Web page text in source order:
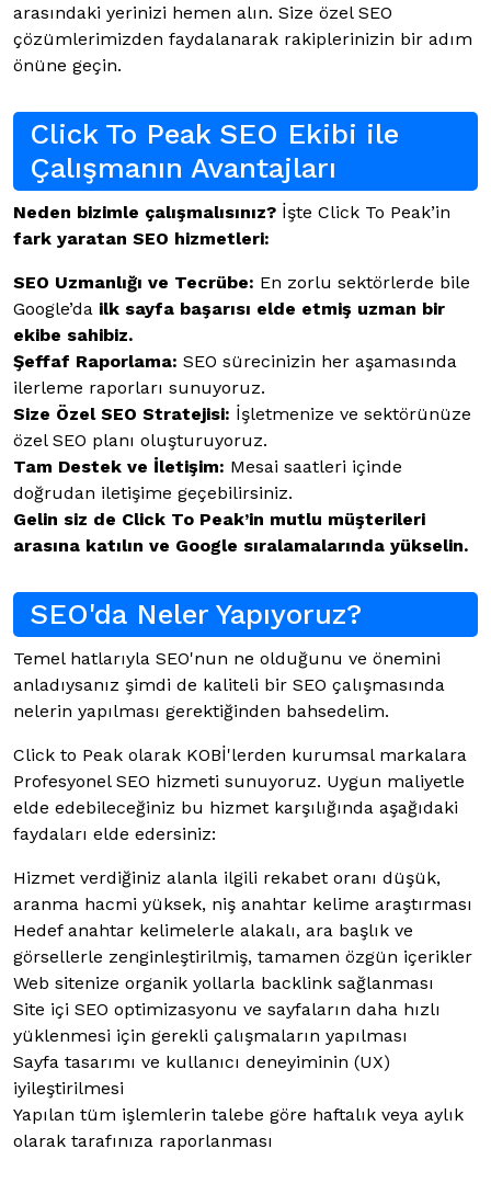
arasındaki yerinizi hemen alın. Size özel SEO
çözümlerimizden faydalanarak rakiplerinizin bir adım
önüne geçin.
Click To Peak SEO Ekibi ile
Çalışmanın Avantajları
Neden bizimle çalışmalısınız? İşte Click To Peak’in
fark yaratan SEO hizmetleri:
SEO Uzmanlığı ve Tecrübe: En zorlu sektörlerde bile
Google’da ilk sayfa başarısı elde etmiş uzman bir
ekibe sahibiz.
Şeffaf Raporlama: SEO sürecinizin her aşamasında
ilerleme raporları sunuyoruz.
Size Özel SEO Stratejisi: İşletmenize ve sektörünüze
özel SEO planı oluşturuyoruz.
Tam Destek ve İletişim: Mesai saatleri içinde
doğrudan iletişime geçebilirsiniz.
Gelin siz de Click To Peak’in mutlu müşterileri
arasına katılın ve Google sıralamalarında yükselin.
SEO'da Neler Yapıyoruz?
Temel hatlarıyla SEO'nun ne olduğunu ve önemini
anladıysanız şimdi de kaliteli bir SEO çalışmasında
nelerin yapılması gerektiğinden bahsedelim.
Click to Peak olarak KOBİ'lerden kurumsal markalara
Profesyonel SEO hizmeti sunuyoruz. Uygun maliyetle
elde edebileceğiniz bu hizmet karşılığında aşağıdaki
faydaları elde edersiniz:
Hizmet verdiğiniz alanla ilgili rekabet oranı düşük,
aranma hacmi yüksek, niş anahtar kelime araştırması
Hedef anahtar kelimelerle alakalı, ara başlık ve
görsellerle zenginleştirilmiş, tamamen özgün içerikler
Web sitenize organik yollarla backlink sağlanması
Site içi SEO optimizasyonu ve sayfaların daha hızlı
yüklenmesi için gerekli çalışmaların yapılması
Sayfa tasarımı ve kullanıcı deneyiminin (UX)
iyileştirilmesi
Yapılan tüm işlemlerin talebe göre haftalık veya aylık
olarak tarafınıza raporlanması